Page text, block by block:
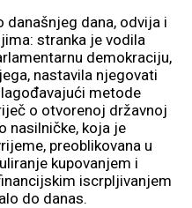
dana, odvija i
stranka je vodila
demokraciju,
nastavila njegovati
metode
o otvorenoj državnoj
nasilničke, koja je
preoblikovana u
kupovanjem i
iscrpljivanjem
do danas.